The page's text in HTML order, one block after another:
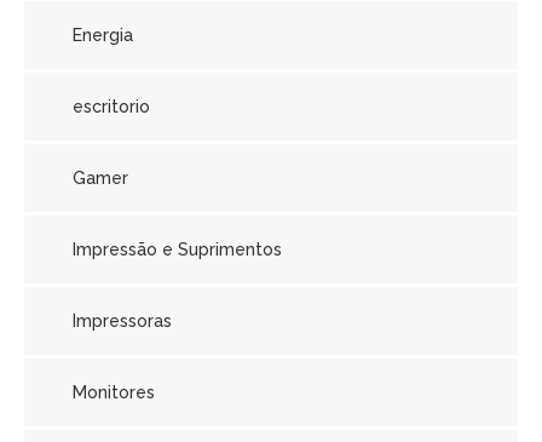
Energia
escritorio
Gamer
Impressão e Suprimentos
Impressoras
Monitores